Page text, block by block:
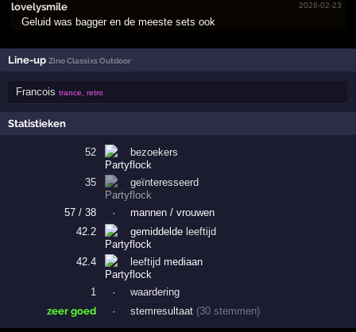
lovelysmile
2026-02-23
Geluid was bagger en de meeste sets ook
Line-upZino Classixs Outdoor
Francois trance, retro
Statistieken
52 bezoekers
35 geïnteresseerd
57 / 38 ·
mannen / vrouwen
42.2
gemiddelde leeftijd
42.4 leeftijd mediaan
1 ·
waardering
zeer goed
· stemresultaat (30 stemmen)